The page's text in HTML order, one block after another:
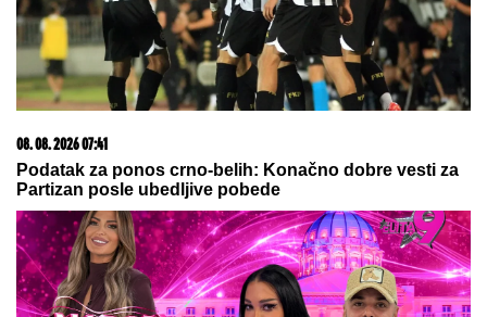
STRAHINjA PAVLOVIĆ OSTAO BEZ
SAIGRAČA: Francuz se seli u Katar